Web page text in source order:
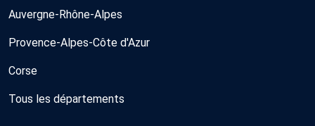
Auvergne-Rhône-Alpes
Provence-Alpes-Côte d'Azur
Corse
Tous les départements